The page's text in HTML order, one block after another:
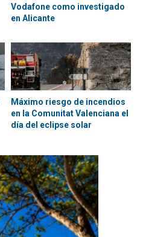
Vodafone como investigado
en Alicante
Máximo riesgo de incendios
en la Comunitat Valenciana el
día del eclipse solar